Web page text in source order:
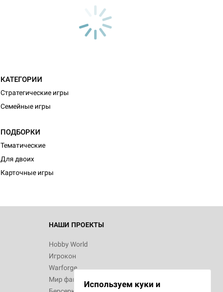
КАТЕГОРИИ
Стратегические игры
Семейные игры
ПОДБОРКИ
Тематические
Для двоих
Карточные игры
НАШИ ПРОЕКТЫ
Hobby World
Игрокон
Warforge
Мир фантастикиИспользуем куки и